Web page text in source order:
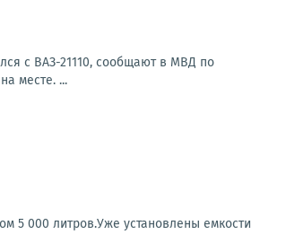
с ВАЗ-21110, сообщают в МВД по
месте. ...
5 000 литров.Уже установлены емкости